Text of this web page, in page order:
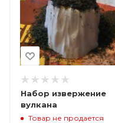
Набор извержение
вулкана
Товар не продается